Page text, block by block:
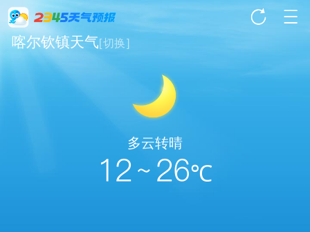
喀尔钦镇天气[切换]
多云转晴
12 ~ 26℃